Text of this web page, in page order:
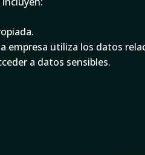
empresa utiliza los datos
a datos sensibles.